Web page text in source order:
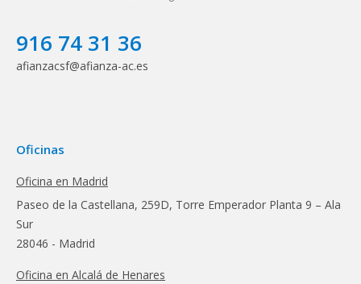
916 74 31 36
afianzacsf@afianza-ac.es
Oficinas
Oficina en Madrid
Paseo de la Castellana, 259D, Torre Emperador Planta 9 – Ala
Sur
28046 - Madrid
Oficina en Alcalá de Henares